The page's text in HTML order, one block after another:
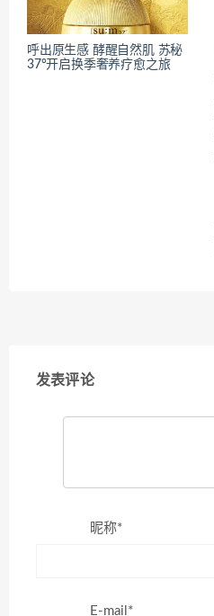
呼出原生感 酵醒自然肌 苏秘
37°开启换季奢养疗愈之旅
发表评论
昵称*
E-mail*